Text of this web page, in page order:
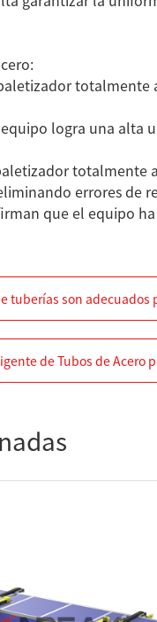
totalmente
logra una alta
totalmente
errores de
que el equipo
tuberías son
de Tubos de Acero